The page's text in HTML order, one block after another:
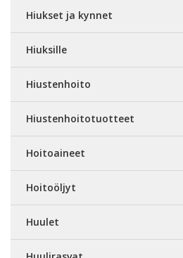
Hiukset ja kynnet
Hiuksille
Hiustenhoito
Hiustenhoitotuotteet
Hoitoaineet
Hoitoöljyt
Huulet